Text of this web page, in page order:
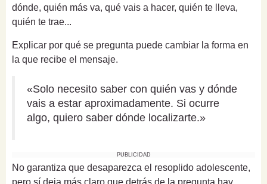
dónde, quién más va, qué vais a hacer, quién te lleva,
quién te trae...
Explicar por qué se pregunta puede cambiar la forma en
la que recibe el mensaje.
«Solo necesito saber con quién vas y dónde
vais a estar aproximadamente. Si ocurre
algo, quiero saber dónde localizarte.»
PUBLICIDAD
No garantiza que desaparezca el resoplido adolescente,
pero sí deja más claro que detrás de la pregunta hay